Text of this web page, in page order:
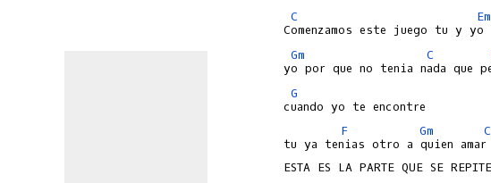
C
Em
Gm
C
G
F
Gm C
tu ya tenias otro a quien amar